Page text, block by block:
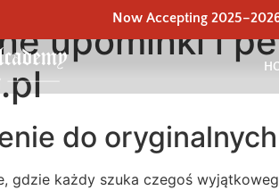
Now Accepting
upominki i
do
gdzie każdy szuka czegoś